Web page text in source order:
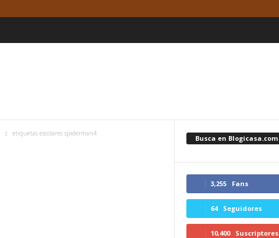
etiquetas escolares spiderman4
Busca en Blogicasa.com
3,255 Fans
64 Seguidores
10,400 Suscriptores